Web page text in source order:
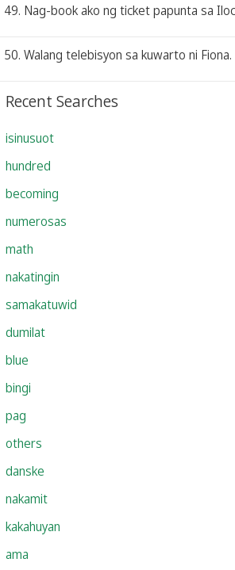
49. Nag-book ako ng ticket papunta sa
50. Walang telebisyon sa kuwarto ni Fiona.
Recent Searches
isinusuot
hundred
becoming
numerosas
math
nakatingin
samakatuwid
dumilat
blue
bingi
pag
others
danske
nakamit
kakahuyan
ama